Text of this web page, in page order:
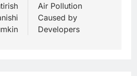
Air Pollution
Caused by
Developers